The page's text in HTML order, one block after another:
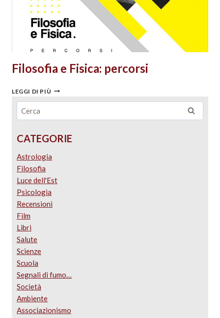
Filosofia e Fisica: percorsi
LEGGI DI PIÙ
CATEGORIE
Astrologia
Filosofia
Luce dell'Est
Psicologia
Recensioni
Film
Libri
Salute
Scienze
Scuola
Segnali di fumo…
Società
Ambiente
Associazionismo